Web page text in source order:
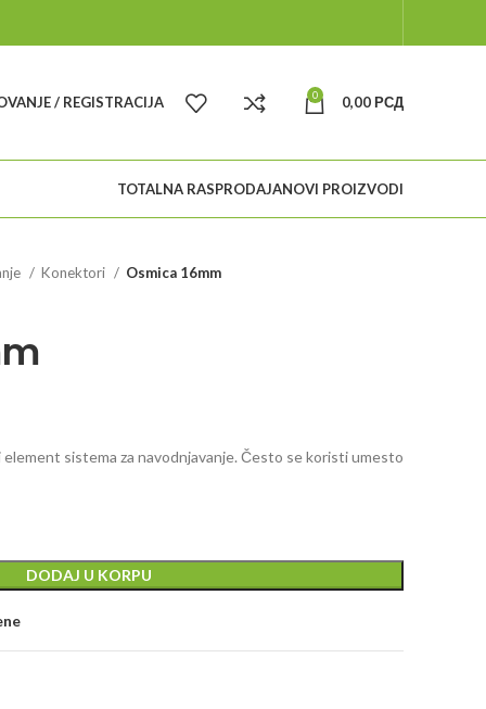
/ REGISTRACIJA 0 0,00РСД
TOTALNA RASPRODAJANOVI PROIZVODI
Konektori Osmica 16mm
element sistema za navodnjavanje. Često se koristi umesto
DODAJ U KORPU